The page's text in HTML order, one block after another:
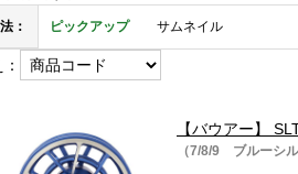
： ピックアップ サムネイル
【バウアー】
（7/8/9 ブルーシル